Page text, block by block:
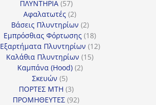
προϊόντα
ΠΛΥΝΤΗΡΙΑ 5757
προϊόντα
Αφαλατωτές 22
προϊόντα
Βάσεις Πλυντηρίων 22
προϊόντα
Εμπρόσθιας Φόρτωσης 1818
προϊόντα
Εξαρτήματα Πλυντηρίων 1212
Καλάθια Πλυντηρίων 1515
Καμπάνα (Hood) 22
Σκευών 55
προϊόντα
ΠΟΡΤΕΣ MTH 33
προϊόντα
ΠΡΟΜΗΘΕΥΤΕΣ 9292